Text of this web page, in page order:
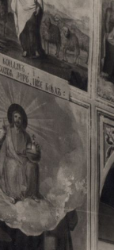
в
Главная